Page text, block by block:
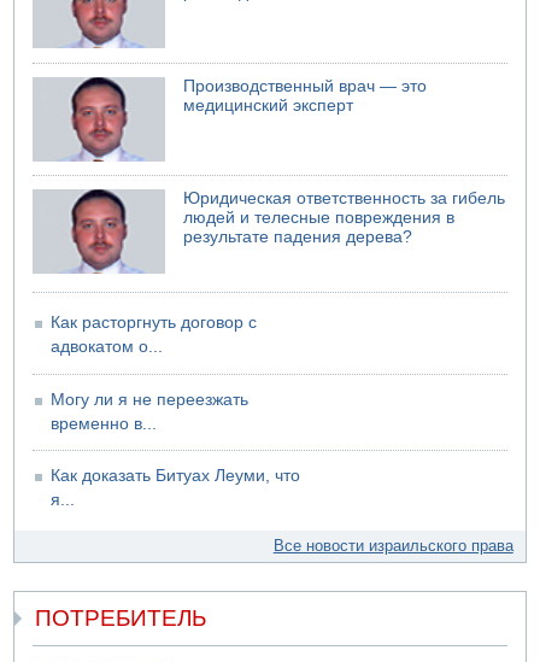
Производственный врач — это
медицинский эксперт
Юридическая ответственность за гибель
людей и телесные повреждения в
результате падения дерева?
Как расторгнуть договор с
адвокатом о...
Могу ли я не переезжать
временно в...
Как доказать Битуах Леуми, что
я...
Все новости израильского права
ПОТРЕБИТЕЛЬ